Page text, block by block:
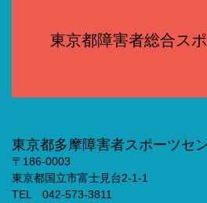
東京都障害者総合ス
東京都多摩障害者スポーツセ
〒186-0003
東京都国立市富士見台2-1-1
TEL 042-573-3811